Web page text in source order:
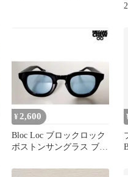
¥2,600
Bloc Loc ブロックロック
ボストンサングラス ブラ